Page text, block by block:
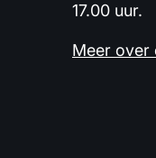
17.00 uur.
Meer over